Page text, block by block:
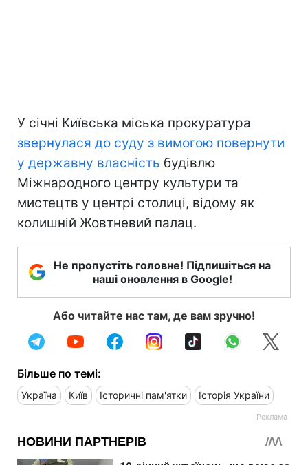
У січні Київська міська прокуратура
звернулася до суду з вимогою повернути
у державну власність будівлю
Міжнародного центру культури та
мистецтв у центрі столиці, відому як
колишній Жовтневий палац.
Не пропустіть головне! Підпишіться на
наші оновлення в Google!
Або читайте нас там, де вам зручно!
Більше по темі:
Україна Київ Історичні пам'ятки Історія України